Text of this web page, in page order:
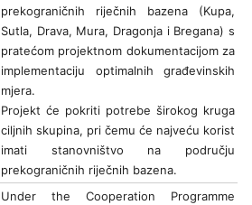
prekograničnih riječnih bazena (Kupa,
Sutla, Drava, Mura, Dragonja i Bregana) s
pratećom projektnom dokumentacijom za
implementaciju optimalnih građevinskih
mjera.
Projekt će pokriti potrebe širokog kruga
ciljnih skupina, pri čemu će najveću korist
imati stanovništvo na području
prekograničnih riječnih bazena.
Under the Cooperation Programme